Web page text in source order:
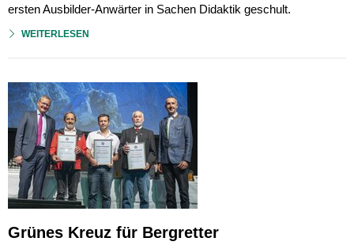
ersten Ausbilder-Anwärter in Sachen Didaktik geschult.
WEITERLESEN
Grünes Kreuz für Bergretter